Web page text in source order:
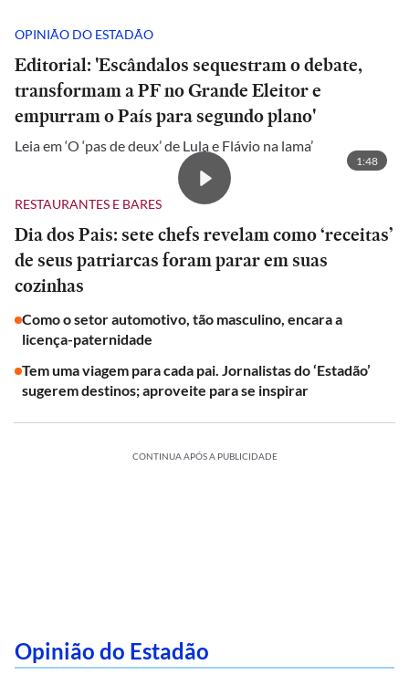
OPINIÃO DO ESTADÃO
Editorial: 'Escândalos sequestram o debate,
transformam a PF no Grande Eleitor e
empurram o País para segundo plano'
Leia em ‘O ‘pas de deux’ de Lula e Flávio na lama’
1:48
RESTAURANTES E BARES
Dia dos Pais: sete chefs revelam como ‘receitas’
de seus patriarcas foram parar em suas
cozinhas
Como o setor automotivo, tão masculino, encara a
licença-paternidade
Tem uma viagem para cada pai. Jornalistas do ‘Estadão’
sugerem destinos; aproveite para se inspirar
CONTINUA APÓS A PUBLICIDADE
Opinião do Estadão